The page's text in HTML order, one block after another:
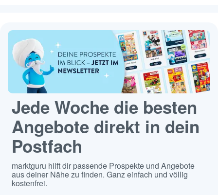
Jede Woche die besten
Angebote direkt in dein
Postfach
marktguru hilft dir passende Prospekte und Angebote
aus deiner Nähe zu finden. Ganz einfach und völlig
kostenfrei.